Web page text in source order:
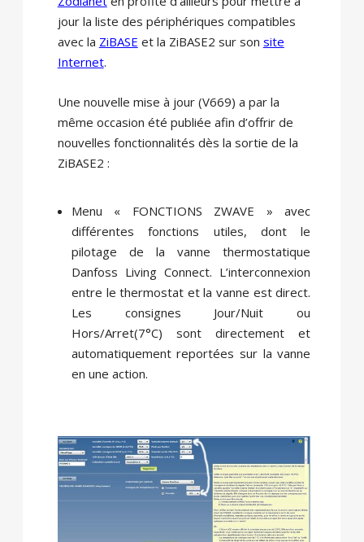
jour la liste des périphériques compatibles
avec la ZiBASE et la ZiBASE2 sur son site
Internet.
Une nouvelle mise à jour (V669) a par la
même occasion été publiée afin d’offrir de
nouvelles fonctionnalités dès la sortie de la
ZiBASE2 :
Menu « FONCTIONS ZWAVE » avec
différentes fonctions utiles, dont le
pilotage de la vanne thermostatique
Danfoss Living Connect. L’interconnexion
entre le thermostat et la vanne est direct.
Les consignes Jour/Nuit ou
Hors/Arret(7°C) sont directement et
automatiquement reportées sur la vanne
en une action.